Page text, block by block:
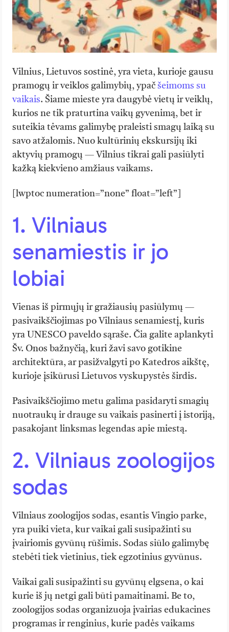
Vilnius, Lietuvos sostinė, yra vieta, kurioje gausu
pramogų ir veiklos galimybių, ypačšeimoms su
vaikais. Šiame mieste yra daugybė vietų ir veiklų,
kurios ne tik praturtina vaikų gyvenimą, bet ir
suteikia tėvams galimybę praleisti smagų laiką su
savo atžalomis. Nuo kultūrinių ekskursijų iki
aktyvių pramogų — Vilnius tikrai gali pasiūlyti
kažką kiekvieno amžiaus vaikams.
[lwptoc numeration=”none” float=”left”]
1. Vilniaus
senamiestis ir jo
lobiai
Vienas iš pirmųjų ir gražiausių pasiūlymų —
pasivaikščiojimas po Vilniaus senamiestį, kuris
yra UNESCO paveldo sąraše. Čia galite aplankyti
Šv. Onos bažnyčią, kuri žavi savo gotikine
architektūra, ar pasižvalgyti po Katedros aikštę,
kurioje įsikūrusi Lietuvos vyskupystės širdis.
Pasivaikščiojimo metu galima pasidaryti smagių
nuotraukų ir drauge su vaikais pasinerti į istoriją,
pasakojant linksmas legendas apie miestą.
2. Vilniaus zoologijos
sodas
Vilniaus zoologijos sodas, esantis Vingio parke,
yra puiki vieta, kur vaikai gali susipažinti su
įvairiomis gyvūnų rūšimis. Sodas siūlo galimybę
stebėti tiek vietinius, tiek egzotinius gyvūnus.
Vaikai gali susipažinti su gyvūnų elgsena, o kai
kurie iš jų netgi gali būti pamaitinami. Be to,
zoologijos sodas organizuoja įvairias edukacines
programas ir renginius, kurie padės vaikams